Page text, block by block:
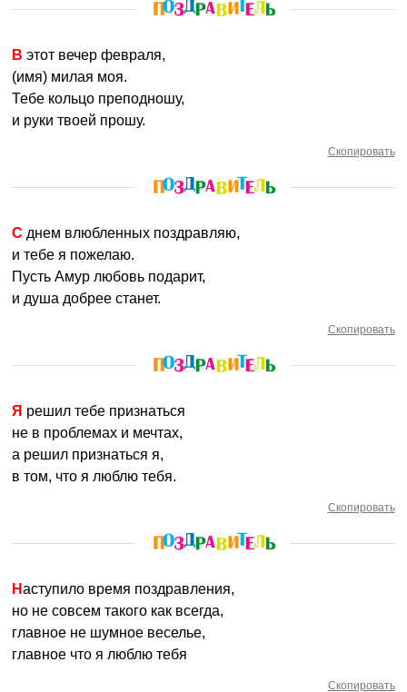
В этот вечер февраля,
(имя) милая моя.
Тебе кольцо преподношу,
и руки твоей прошу.
Скопировать
С днем влюбленных поздравляю,
и тебе я пожелаю.
Пусть Амур любовь подарит,
и душа добрее станет.
Скопировать
Я решил тебе признаться
не в проблемах и мечтах,
а решил признаться я,
в том, что я люблю тебя.
Скопировать
Наступило время поздравления,
но не совсем такого как всегда,
главное не шумное веселье,
главное что я люблю тебя
Скопировать